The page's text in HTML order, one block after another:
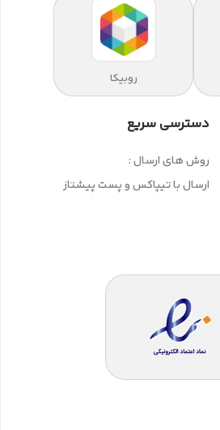
روبیکا
دسترسی سریع
روش های ارسال :
ارسال با تیپاکس و پست پیشتاز